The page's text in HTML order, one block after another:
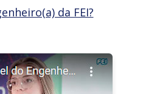
da FEI?